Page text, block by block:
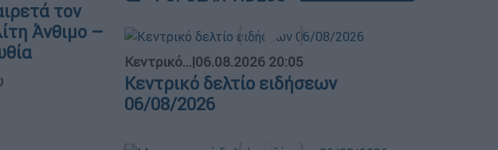
τον
Άνθιμο –
Κεντρικό...|06.08.2026 20:05
Κεντρικό δελτίο ειδήσεων
06/08/2026